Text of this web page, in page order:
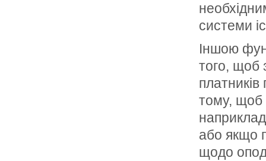
системи
Іншою
того, щоб
тому, щоб
або якщо
щодо